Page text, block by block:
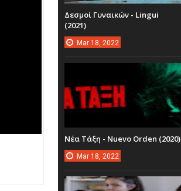
Δεσμοί Γυναικών - Lingui
(2021)
Mar 18, 2022
Νέα Τάξη - Nuevo Orden (2020)
Mar 18, 2022